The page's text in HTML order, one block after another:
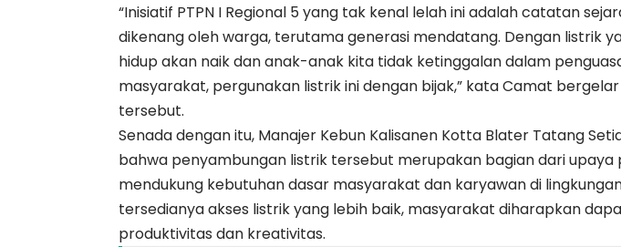
“Inisiatif PTPN I Regional 5 yang tak kenal lelah ini adalah catatan
dikenang oleh warga, terutama generasi mendatang. Dengan listrik
hidup akan naik dan anak-anak kita tidak ketinggalan dalam
masyarakat, pergunakan listrik ini dengan bijak,” kata Camat bergelar
tersebut.
Senada dengan itu, Manajer Kebun Kalisanen Kotta Blater Tatang
bahwa penyambungan listrik tersebut merupakan bagian dari upaya
mendukung kebutuhan dasar masyarakat dan karyawan di
tersedianya akses listrik yang lebih baik, masyarakat diharapkan
produktivitas dan kreativitas.